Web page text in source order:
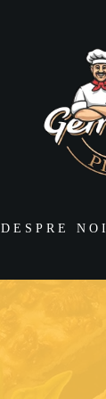
DESPRE NOI